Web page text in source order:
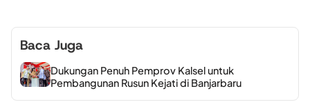
Baca Juga
Dukungan Penuh Pemprov Kalsel untuk
Pembangunan Rusun Kejati di Banjarbaru